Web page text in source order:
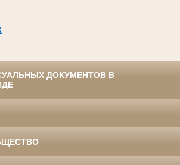
ДОКУМЕНТОВ В